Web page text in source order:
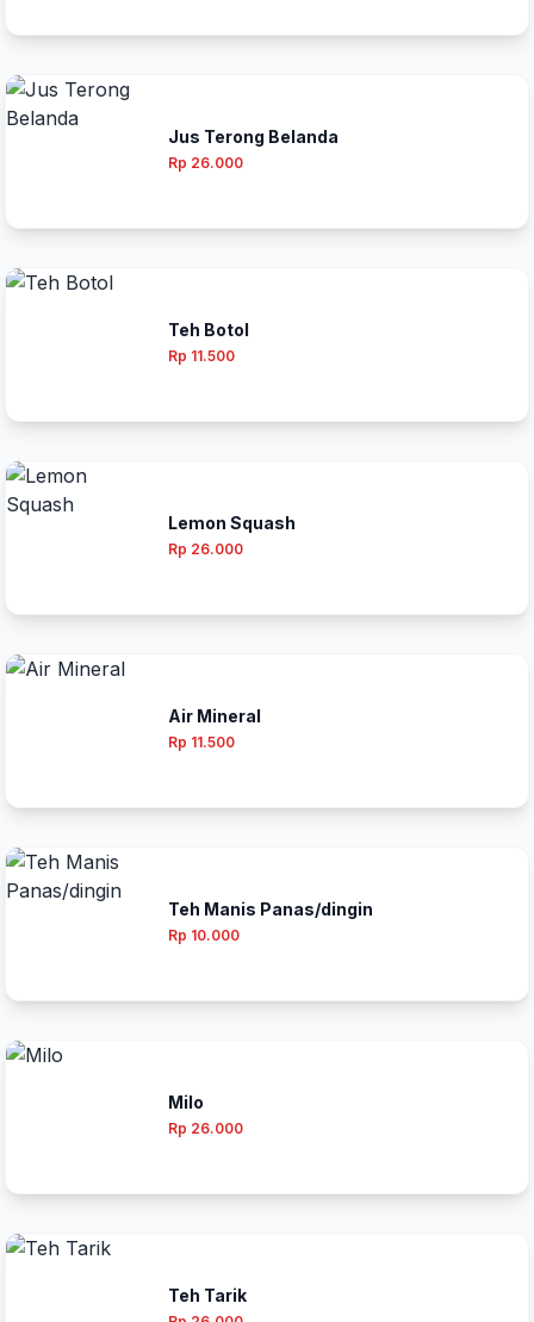
Jus Terong Belanda
Rp 26.000
Teh Botol
Rp 11.500
Lemon Squash
Rp 26.000
Air Mineral
Rp 11.500
Teh Manis Panas/dingin
Rp 10.000
Milo
Rp 26.000
Teh Tarik